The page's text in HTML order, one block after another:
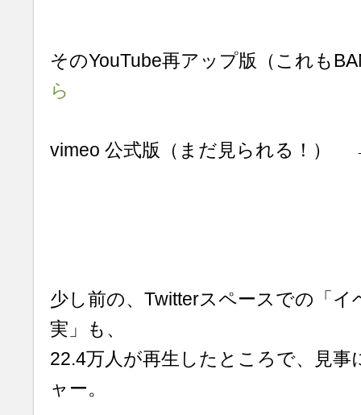
そのYouTube再アップ版（これも
ら
vimeo 公式版（まだ見られる！）
少し前の、Twitterスペースでの「
実」も、
22.4万人が再生したところで、見事
ャー。